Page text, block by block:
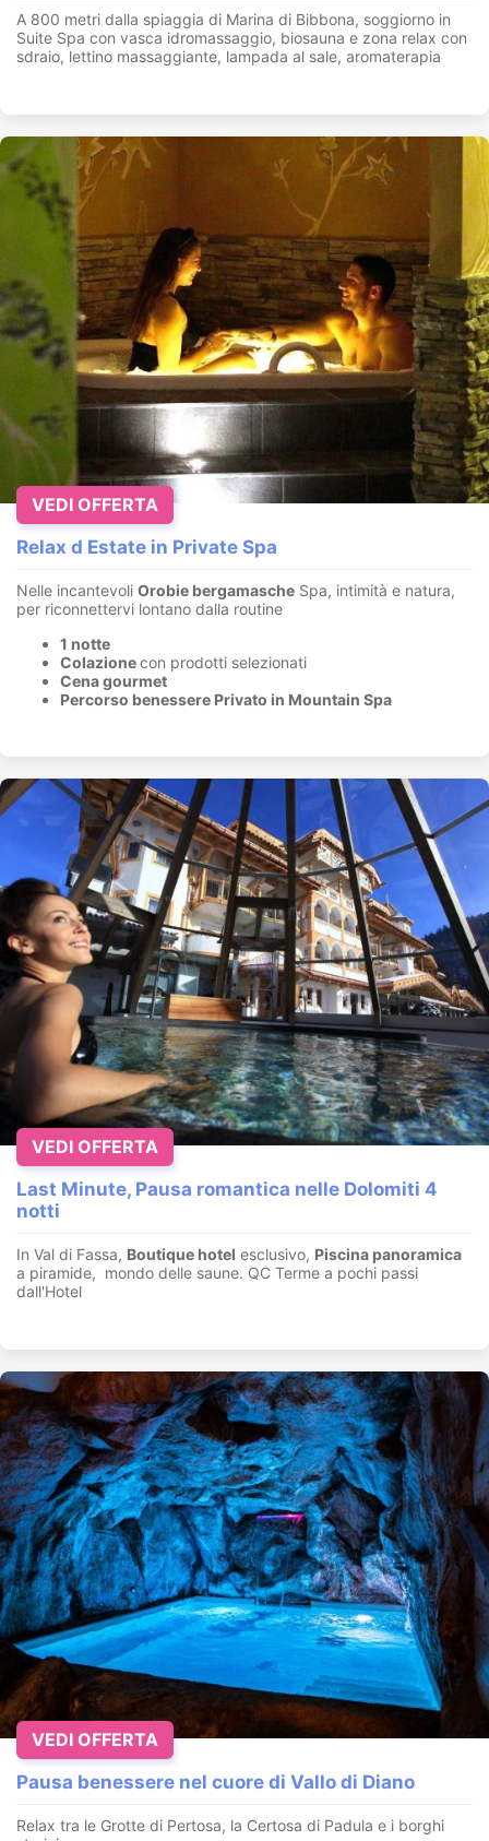
A 800 metri dalla spiaggia di Marina di Bibbona, soggiorno in
Suite Spa con vasca idromassaggio, biosauna e zona relax con
sdraio, lettino massaggiante, lampada al sale, aromaterapia
Relax d Estate in Private Spa
Nelle incantevoli Orobie bergamasche Spa, intimità e natura,
per riconnettervi lontano dalla routine
1 notte
Colazionecon prodotti selezionati
Cena gourmet
Percorso benessere Privato in Mountain Spa
VEDI OFFERTA
Last Minute, Pausa romantica nelle Dolomiti 4
notti
In Val di Fassa, Boutique hotel esclusivo, Piscina panoramica
a piramide, mondo delle saune. QC Terme a pochi passi
dall'Hotel
VEDI OFFERTA
Pausa benessere nel cuore di Vallo di Diano
Relax tra le Grotte di Pertosa, la Certosa di Padula e i borghi
VEDI OFFERTA